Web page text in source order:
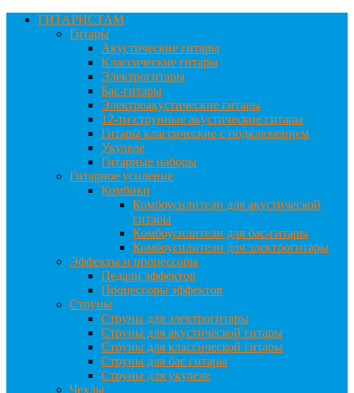
ГИТАРИСТАМ
Гитары
Акустические гитары
Классические гитары
Электрогитары
Бас-гитары
Электроакустические гитары
12-ти струнные акустические гитары
Гитары классические с подключением
Укулеле
Гитарные наборы
Гитарное усиление
Комбики
Комбоусилители для акустической
гитары
Комбоусилители для бас-гитары
Комбоусилители для электрогитары
Эффекты и процессоры
Педали эффектов
Процессоры эффектов
Струны
Струны для электрогитары
Струны для акустической гитары
Струны для классической гитары
Струны для бас гитары
Струны для укулеле
Чехлы